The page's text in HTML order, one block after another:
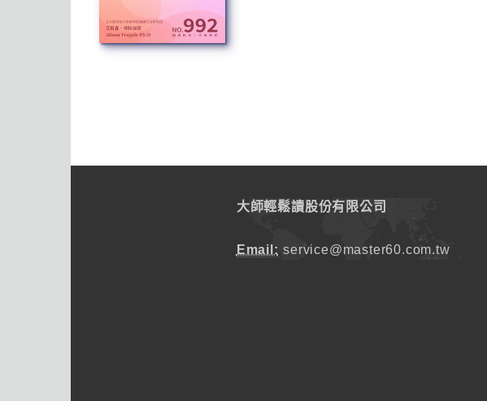
大師輕鬆讀股份有限公司
Email: service@master60.com.tw